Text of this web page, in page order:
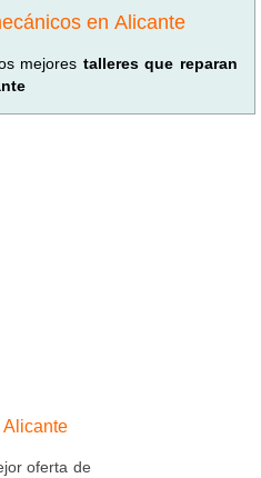
en Alicante
mejores talleres que reparan
Alicante
oferta de